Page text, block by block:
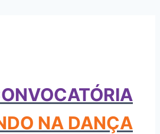
NA DANÇA